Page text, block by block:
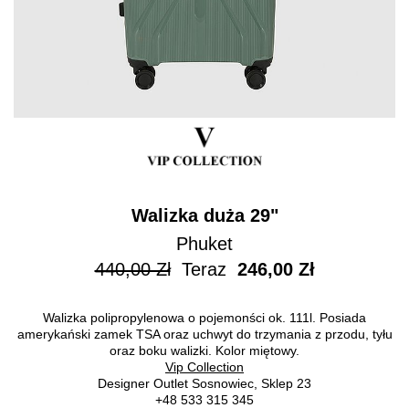
Walizka duża 29"
Phuket
440,00 ZłTeraz 246,00 Zł
Walizka polipropylenowa o pojemonści ok. 111l. Posiada
amerykański zamek TSA oraz uchwyt do trzymania z przodu, tyłu
oraz boku walizki. Kolor miętowy.
Vip Collection
Designer Outlet Sosnowiec, Sklep 23
+48 533 315 345